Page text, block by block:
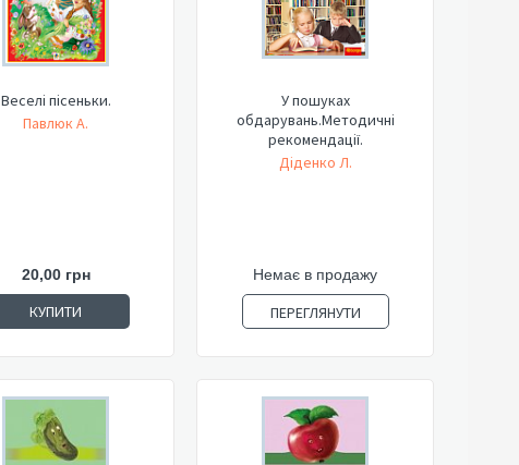
Веселі пісеньки.
Павлюк А.
20,00 грн
КУПИТИ
У пошуках
обдарувань.Методичні
рекомендації.
Діденко Л.
Немає в продажу
ПЕРЕГЛЯНУТИ